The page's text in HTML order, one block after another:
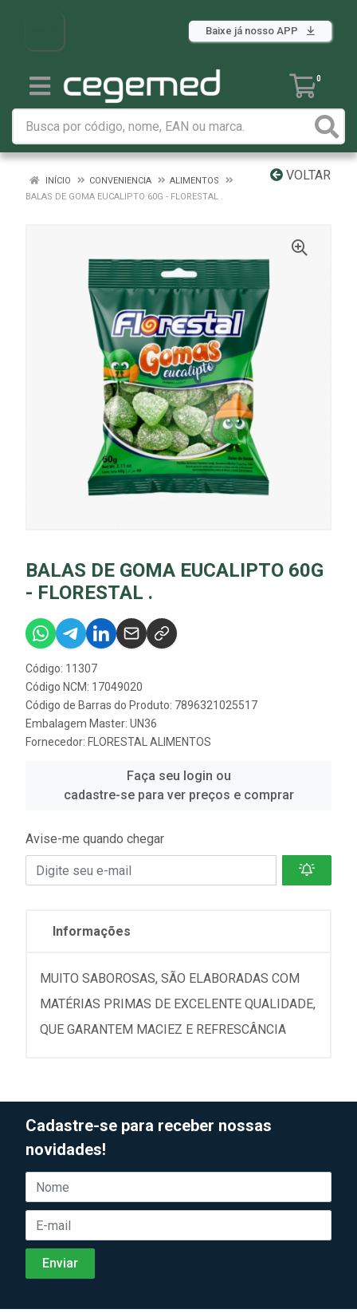
Baixe já nosso APP
0
VOLTAR
INÍCIO CONVENIENCIA
ALIMENTOS
BALAS DE GOMA EUCALIPTO 60G - FLORESTAL .
BALAS DE GOMA EUCALIPTO 60G
- FLORESTAL .
Código: 11307
Código NCM: 17049020
Código de Barras do Produto: 7896321025517
Embalagem Master: UN36
Fornecedor: FLORESTAL ALIMENTOS
Faça seu login ou
cadastre-se para ver preços e comprar
Avise-me quando chegar
Informações
MUITO SABOROSAS, SÃO ELABORADAS COM
MATÉRIAS PRIMAS DE EXCELENTE QUALIDADE,
QUE GARANTEM MACIEZ E REFRESCÂNCIA
Cadastre-se para receber nossas
novidades!